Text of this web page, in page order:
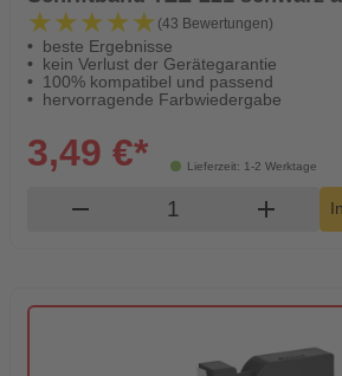
★★★★★
★★★★★ (43 Bewertungen)
beste Ergebnisse
kein Verlust der Gerätegarantie
100% kompatibel und passend
hervorragende Farbwiedergabe
Lieferzeit: 1-2 Werktage
3,49 €*
remove Produkt add